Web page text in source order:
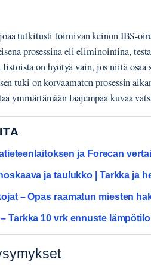
tutkitusti toimivan keinon IBS-
prosessina eli eliminointina,
on hyötyä vain, jos niitä osaa
tuki on korvaamaton prosessin
ymmärtämään laajempaa kuvaa
ja Forecan
ja taulukko | Tarkka ja
– Opas raamatun miesten
Tarkka 10 vrk ennuste